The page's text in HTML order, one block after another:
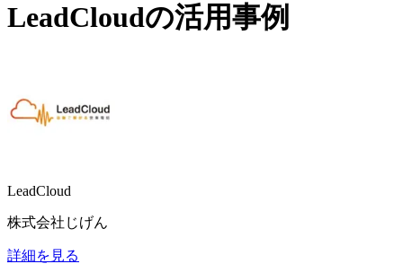
LeadCloudの活用事例
LeadCloud
株式会社じげん
詳細を見る